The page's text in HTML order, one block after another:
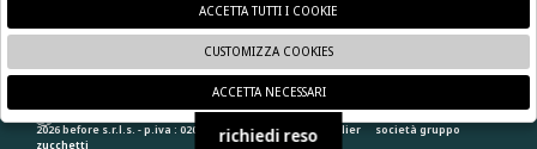
2026 before s.r.l.s. - p.iva : 02066400892 powered by atelier società gruppo
zucchetti
🍪
richiedi reso
ACCETTA TUTTI I COOKIE
CUSTOMIZZA COOKIES
ACCETTA NECESSARI